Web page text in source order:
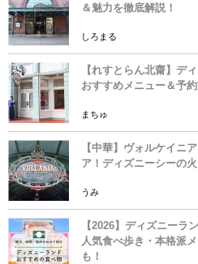
＆魅力を徹底解説！
しろまる
【れすとらん北齋】デ
おすすめメニュー＆予約
まちゅ
【中華】ヴォルケイニ
ア！ディズニーシーの
うみ
【2026】ディズニーラ
人気食べ歩き・本格派
も！